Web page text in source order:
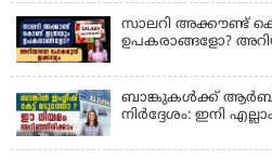
സാലറി അക്കൗണ്ട്
ഉപകരാങ്ങളോ?
ബാങ്കുകൾക്ക്
നിർദ്ദേശം: ഇനി